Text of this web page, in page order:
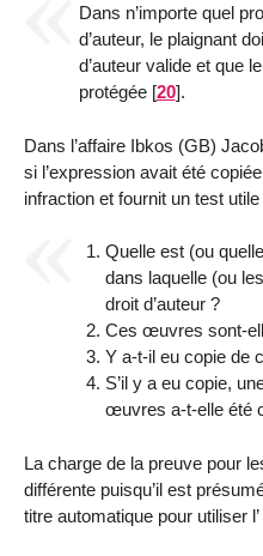
Dans n’importe quel
d’auteur, le plaignant
d’auteur valide et que
protégée[20].
Dans l’affaire Ibkos (GB)
si l’expression avait été
infraction et fournit un test
Quelle est (ou
dans laquelle (ou
droit d’auteur ?
Ces œuvres sont-
Y a-t-il eu copie de
S’il y a eu copie,
œuvres a-t-elle été
La charge de la preuve pour
différente puisqu’il est
titre automatique pour utiliser